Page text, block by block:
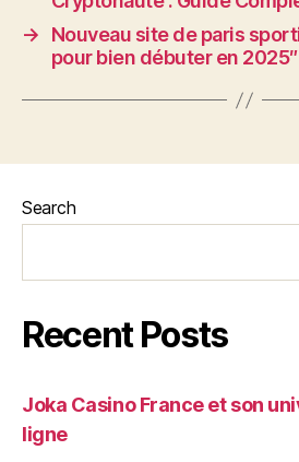
→
Nouveau site de paris
pour bien débuter en 2025″
Search
Recent Posts
Joka Casino France et son
ligne